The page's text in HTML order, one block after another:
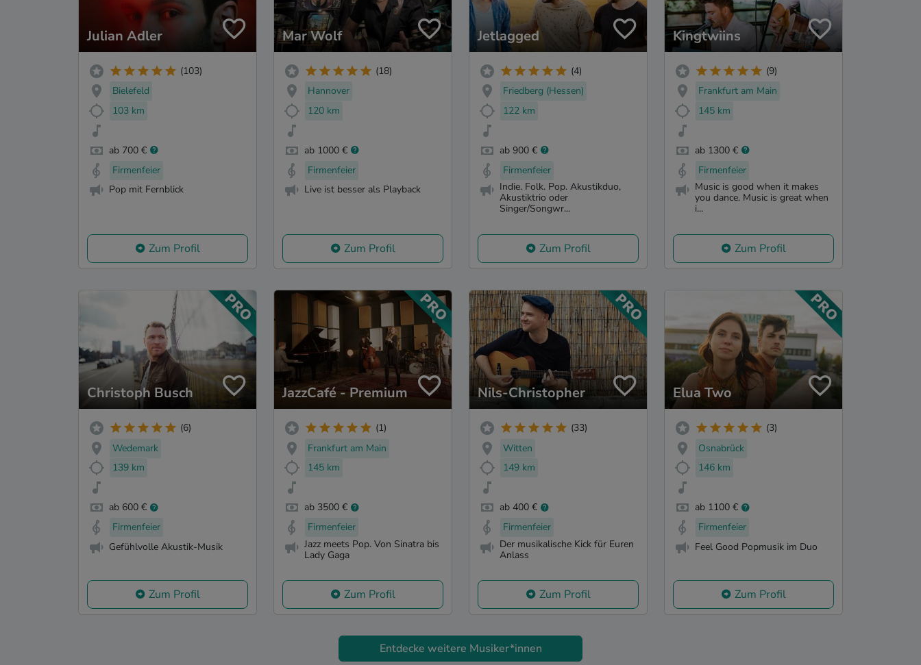
Julian Adler
(103)
Bielefeld
103 km
ab 700 €
Firmenfeier
Pop mit Fernblick
Zum Profil
Mar Wolf
(18)
Hannover
120 km
ab 1000 €
Firmenfeier
Live ist besser als Playback
Zum Profil
Jetlagged
(4)
Friedberg (Hessen)
122 km
ab 900 €
Firmenfeier
Indie. Folk. Pop. Akustikduo,
Akustiktrio oder
Singer/Songwr...
Zum Profil
Kingtwiins
(9)
Frankfurt am Main
145 km
ab 1300 €
Firmenfeier
Music is good when it makes
you dance. Music is great when
i...
Zum Profil
Christoph Busch
(6)
Wedemark
139 km
ab 600 €
Firmenfeier
Gefühlvolle Akustik-Musik
Zum Profil
JazzCafé - Premium
(1)
Frankfurt am Main
145 km
ab 3500 €
Firmenfeier
Jazz meets Pop. Von Sinatra bis
Lady Gaga
Zum Profil
Nils-Christopher
(33)
Witten
149 km
ab 400 €
Firmenfeier
Der musikalische Kick für Euren
Anlass
Zum Profil
Elua Two
(3)
Osnabrück
146 km
ab 1100 €
Firmenfeier
Feel Good Popmusik im Duo
Zum Profil
Entdecke weitere Musiker*innen